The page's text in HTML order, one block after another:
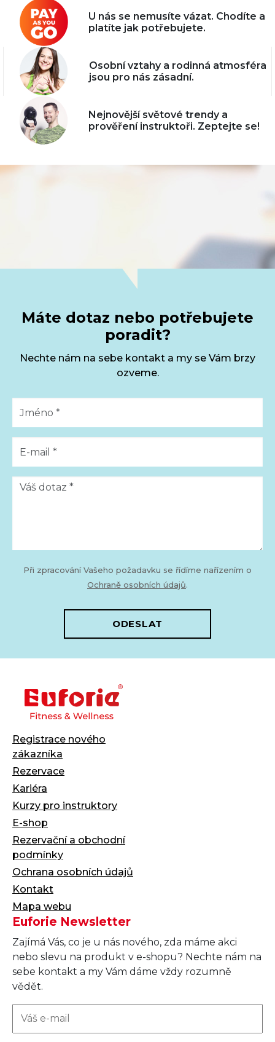
U nás se nemusíte vázat. Chodíte a
platíte jak potřebujete.
Osobní vztahy a rodinná atmosféra
jsou pro nás zásadní.
Nejnovější světové trendy a
prověření instruktoři. Zeptejte se!
Máte dotaz nebo potřebujete
poradit?
Nechte nám na sebe kontakt a my se Vám brzy
ozveme.
Při zpracování Vašeho požadavku se řídíme nařízením o
Ochraně osobních údajů.
ODESLAT
Registrace nového
zákazníka
Rezervace
Kariéra
Kurzy pro instruktory
E-shop
Rezervační a obchodní
podmínky
Ochrana osobních údajů
Kontakt
Mapa webu
Euforie Newsletter
Zajímá Vás, co je u nás nového, zda máme akci
nebo slevu na produkt v e-shopu? Nechte nám na
sebe kontakt a my Vám dáme vždy rozumně
vědět.